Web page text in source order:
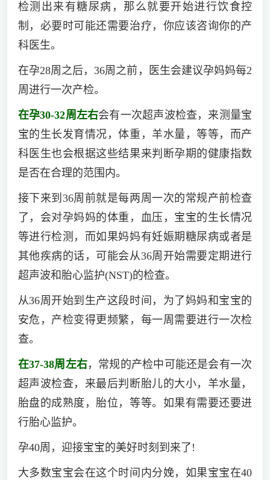
检测出来有糖尿病，那么就要开始进行饮食控
制，必要时可能还需要治疗，你应该咨询你的产
科医生。
在孕28周之后，36周之前，医生会建议孕妈妈每2
周进行一次产检。
在孕30-32周左右会有一次超声波检查，来测量宝
宝的生长发育情况，体重，羊水量，等等，而产
科医生也会根据这些结果来判断孕期的健康指数
是否在合理的范围内。
接下来到36周前就是每两周一次的常规产前检查
了，会对孕妈妈的体重，血压，宝宝的生长情况
等进行检测，而如果妈妈有妊娠期糖尿病或者是
其他疾病的话，可能会从36周开始需要定期进行
超声波和胎心监护(NST)的检查。
从36周开始到生产这段时间，为了妈妈和宝宝的
安危，产检变得更频繁，每一周需要进行一次检
查。
在37-38周左右，常规的产检中可能还是会有一次
超声波检查，来最后判断胎儿的大小，羊水量，
胎盘的成熟度，胎位，等等。如果有需要还要进
行胎心监护。
孕40周，迎接宝宝的美好时刻到来了!
大多数宝宝会在这个时间内分娩，如果宝宝在40